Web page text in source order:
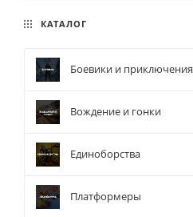
КАТАЛОГ
Боевики и приключения
Вождение и гонки
Единоборства
Платформеры